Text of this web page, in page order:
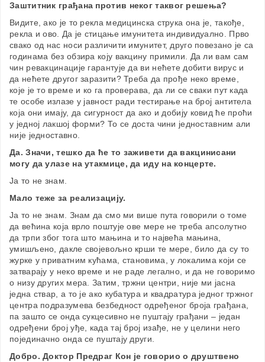
Заштитник грађана против неког таквог решења?
Видите, ако је то рекла медицинска струка она је, такође,
рекла и ово. Да је стицање имунитета индивидуално. Прво
свако од нас носи различити имунитет, друго повезано је са
годинама без обзира коју вакцину примили. Да ли вам сам
чин ревакцинације гарантује да ви нећете добити вирус и
да нећете другог заразити? Треба да прође неко време,
које је то време и ко га проверава, да ли се сваки пут када
те особе излазе у јавност ради тестирање на број антитела
која они имају, да сигурност да ако и добију ковид ће проћи
у једној лакшој форми? То се доста чини једноставним али
није једноставно.
Да. Значи, тешко да ће то заживети да вакцинисани
могу да улазе на утакмице, да иду на концерте.
Ја то не знам.
Мало теже за реализацију.
Ја то не знам. Знам да смо ми више пута говорили о томе
да већина која врло поштује ове мере не треба апсолутно
да трпи због тога што мањина и то највећа мањина,
умишљено, дакле својевољно крши те мере, било да су то
журке у приватним кућама, становима, у локалима који се
затварају у неко време и не раде легално, и да не говоримо
о низу других мера. Затим, тржни центри, није ми јасна
једна ствар, а то је ако кубатура и квадратура једног тржног
центра подразумева безбедност одређеног броја грађана,
па зашто се онда сукцесивно не пуштају грађани – један
одређени број уђе, када тај број изађе, не у целини него
појединачно онда се пуштају други.
Добро. Доктор Предраг Кон је говорио о друштвено